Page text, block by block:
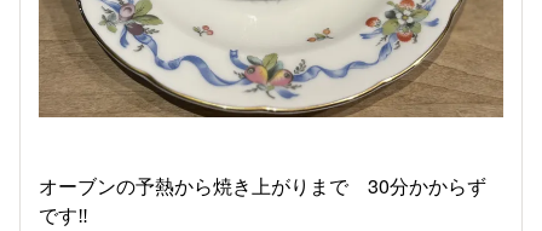
オーブンの予熱から焼き上がりまで 30分かからず
です‼️